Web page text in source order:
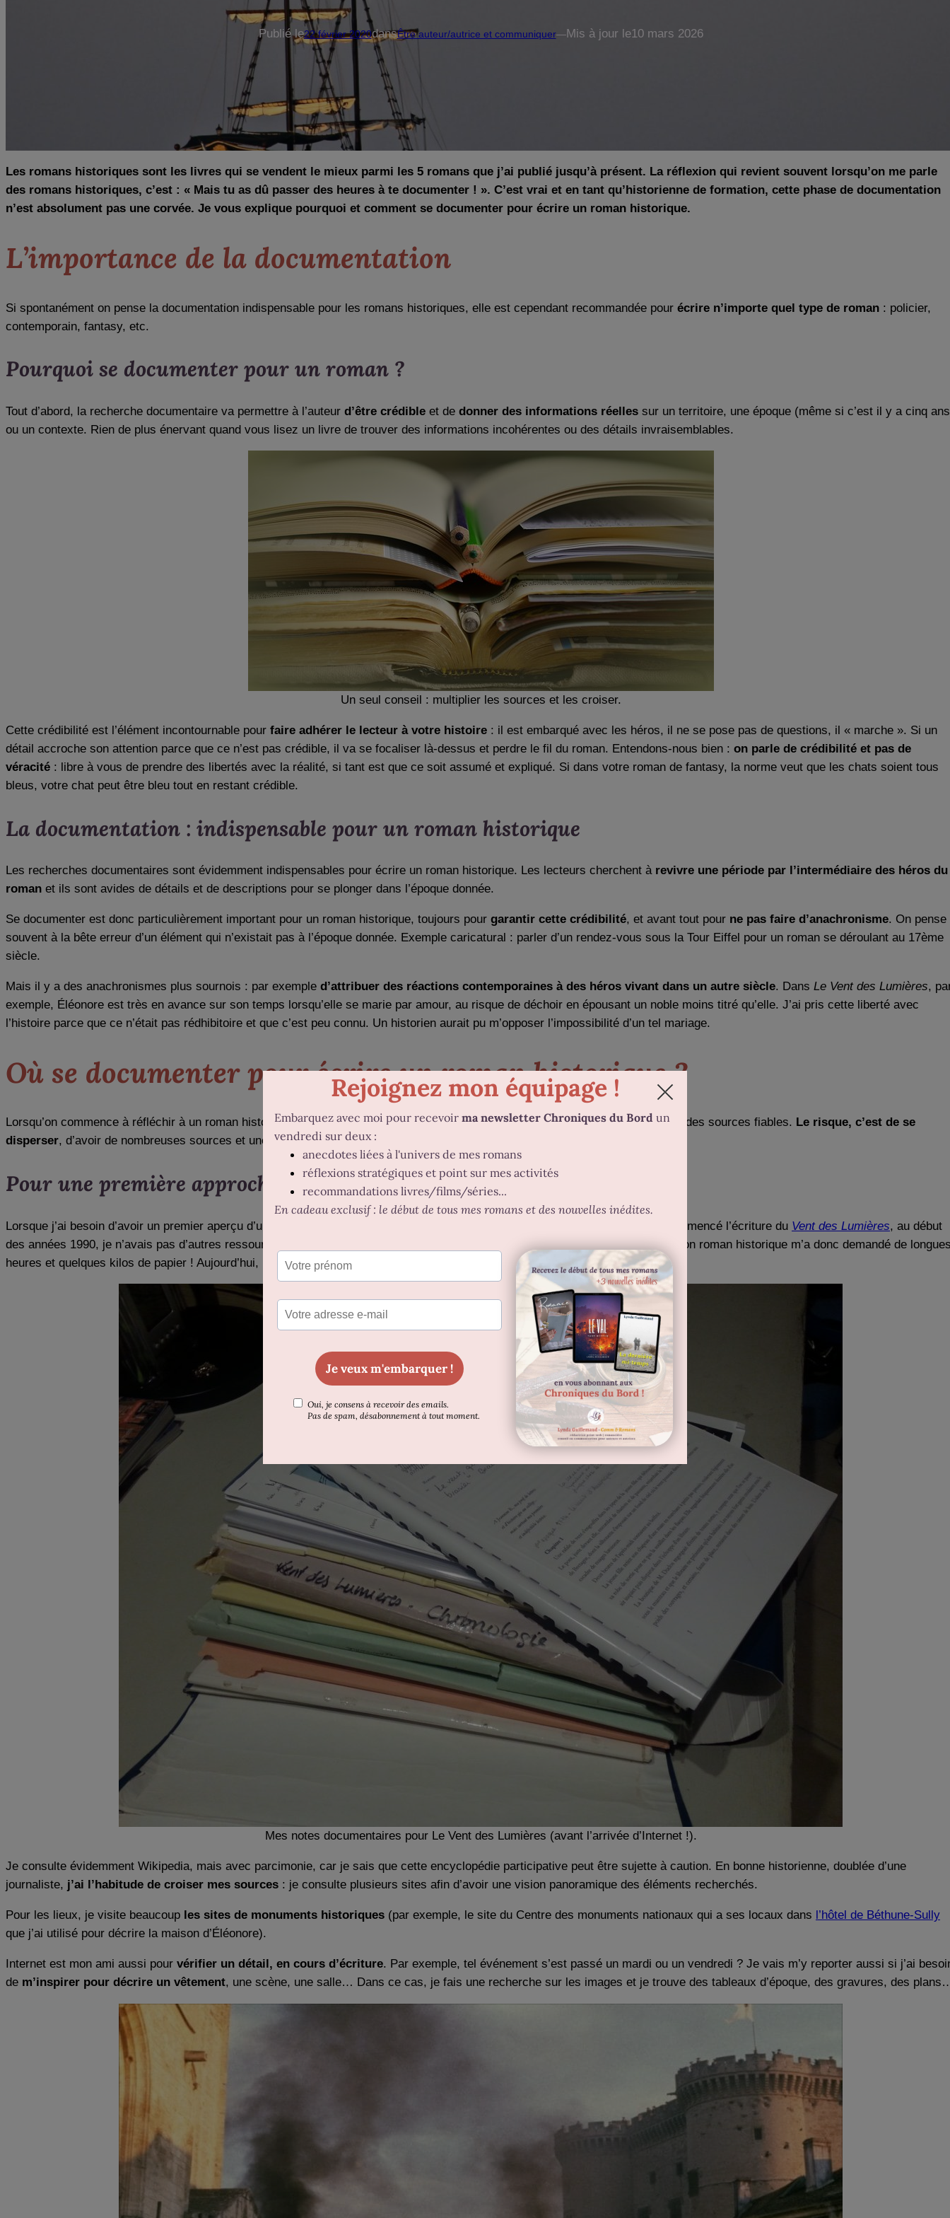
Publié le22 février 2020dansÊtre auteur/autrice et communiquer—Mis à jour le10 mars 2026
Les romans historiques sont les livres qui se vendent le mieux parmi les 5 romans que j’ai publié jusqu’à présent. La réflexion qui revient souvent lorsqu’on me parle
des romans historiques, c’est : « Mais tu as dû passer des heures à te documenter ! ». C’est vrai et en tant qu’historienne de formation, cette phase de documentation
n’est absolument pas une corvée. Je vous explique pourquoi et comment se documenter pour écrire un roman historique.
L’importance de la documentation
Si spontanément on pense la documentation indispensable pour les romans historiques, elle est cependant recommandée pour écrire n’importe quel type de roman : policier,
contemporain, fantasy, etc.
Pourquoi se documenter pour un roman ?
Tout d’abord, la recherche documentaire va permettre à l’auteur d’être crédible et de donner des informations réelles sur un territoire, une époque (même si c’est il y a cinq
ou un contexte. Rien de plus énervant quand vous lisez un livre de trouver des informations incohérentes ou des détails invraisemblables.
Un seul conseil : multiplier les sources et les croiser.
Cette crédibilité est l’élément incontournable pour faire adhérer le lecteur à votre histoire : il est embarqué avec les héros, il ne se pose pas de questions, il « marche ». Si un
détail accroche son attention parce que ce n’est pas crédible, il va se focaliser là-dessus et perdre le fil du roman. Entendons-nous bien : on parle de crédibilité et pas de
véracité : libre à vous de prendre des libertés avec la réalité, si tant est que ce soit assumé et expliqué. Si dans votre roman de fantasy, la norme veut que les chats soient tous
bleus, votre chat peut être bleu tout en restant crédible.
La documentation : indispensable pour un roman historique
Les recherches documentaires sont évidemment indispensables pour écrire un roman historique. Les lecteurs cherchent à revivre une période par l’intermédiaire des héros du
roman et ils sont avides de détails et de descriptions pour se plonger dans l’époque donnée.
Se documenter est donc particulièrement important pour un roman historique, toujours pour garantir cette crédibilité, et avant tout pour ne pas faire d’anachronisme. On pense
souvent à la bête erreur d’un élément qui n’existait pas à l’époque donnée. Exemple caricatural : parler d’un rendez-vous sous la Tour Eiffel pour un roman se déroulant au 17ème
siècle.
Mais il y a des anachronismes plus sournois : par exemple d’attribuer des réactions contemporaines à des héros vivant dans un autre siècle. Dans Le Vent des Lumières,
exemple, Éléonore est très en avance sur son temps lorsqu’elle se marie par amour, au risque de déchoir en épousant un noble moins titré qu’elle. J’ai pris cette liberté avec
l’histoire parce que ce n’était pas rédhibitoire et que c’est peu connu. Un historien aurait pu m’opposer l’impossibilité d’un tel mariage.
Où se documenter pour écrire un roman historique ?
Lorsqu’on commence à réfléchir à un roman historique, on peut se retrouver démuni en se demandant où trouver des sources et des sources fiables. Le risque, c’est de se
disperser, d’avoir de nombreuses sources et une masse importante de documents.
Pour une première approche ou des détails : Internet
Lorsque j’ai besoin d’avoir un premier aperçu d’une période ou d’un événement, je me tourne vers Internet. À l’époque où j’ai commencé l’écriture du Vent des Lumières, au début
des années 1990, je n’avais pas d’autres ressources que les livres et la bibliothèque universitaire. Me documenter pour écrire mon roman historique m’a donc demandé de
heures et quelques kilos de papier ! Aujourd’hui,
les sites encyclopédiques permettent de gagner du temps .
Mes notes documentaires pour Le Vent des Lumières (avant l’arrivée d’Internet !).
Je consulte évidemment Wikipedia, mais avec parcimonie, car je sais que cette encyclopédie participative peut être sujette à caution. En bonne historienne, doublée d’une
journaliste, j’ai l’habitude de croiser mes sources : je consulte plusieurs sites afin d’avoir une vision panoramique des éléments recherchés.
Pour les lieux, je visite beaucoup les sites de monuments historiques (par exemple, le site du Centre des monuments nationaux qui a ses locaux dans l’hôtel de Béthune-Sully
que j’ai utilisé pour décrire la maison d’Éléonore).
Internet est mon ami aussi pour vérifier un détail, en cours d’écriture. Par exemple, tel événement s’est passé un mardi ou un vendredi ? Je vais m’y reporter aussi si j’ai
de m’inspirer pour décrire un vêtement, une scène, une salle… Dans ce cas, je fais une recherche sur les images et je trouve des tableaux d’époque, des gravures, des